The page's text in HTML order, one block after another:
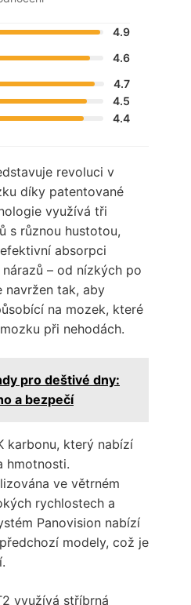
4.9
4.6
4.7
4.5
4.4
revoluci v
díky patentované
využívá tři
s různou hustotou,
absorpci
– od nízkých po
navržen tak, aby
na mozek, které
při nehodách.
pro deštivé dny:
a bezpečí
karbonu, který nabízí
hmotnosti.
ve větrném
rychlostech a
Panovision nabízí
modely, což je
využívá stříbrná